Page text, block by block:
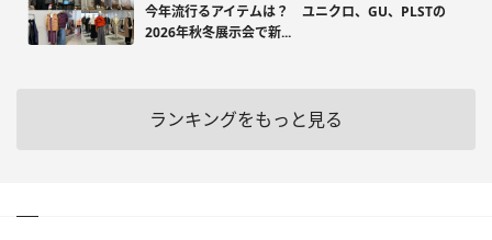
今年流行るアイテムは？ ユニクロ、GU、PLSTの
2026年秋冬展示会で新...
ランキングをもっと見る